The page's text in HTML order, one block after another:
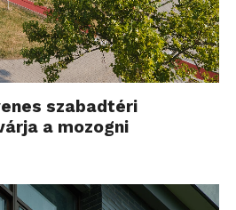
szabadtéri
a mozogni